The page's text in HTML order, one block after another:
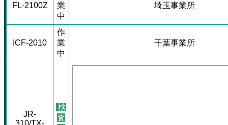
FL-2100Z
業
中
埼玉事業所
ICF-2010
作
業
中
千葉事業所
JR-
310/TX-
検
査